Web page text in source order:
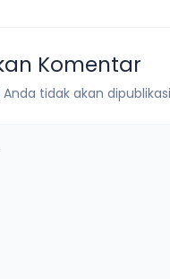
Komentar
tidak akan